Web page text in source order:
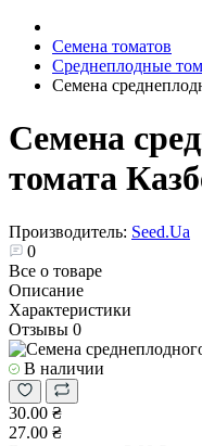
Семена томатов
Среднеплодные
Семена
Семена
томата
Производитель: Seed.Ua
0
Все о товаре
Описание
Характеристики
Отзывы 0
В наличии
30.00 ₴
27.00 ₴